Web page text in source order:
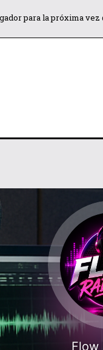
para la próxima vez